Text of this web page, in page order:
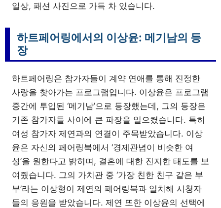
일상, 패션 사진으로 가득 차 있습니다.
하트페어링에서의 이상윤: 메기남의 등
장
하트페어링은 참가자들이 계약 연애를 통해 진정한
사랑을 찾아가는 프로그램입니다. 이상윤은 프로그램
중간에 투입된 ‘메기남’으로 등장했는데, 그의 등장은
기존 참가자들 사이에 큰 파장을 일으켰습니다. 특히
여성 참가자 제연과의 연결이 주목받았습니다. 이상
윤은 자신의 페어링북에서 ‘경제관념이 비슷한 여
성’을 원한다고 밝히며, 결혼에 대한 진지한 태도를 보
여줬습니다. 그의 가치관 중 ‘가장 친한 친구 같은 부
부’라는 이상형이 제연의 페어링북과 일치해 시청자
들의 응원을 받았습니다. 제연 또한 이상윤의 선택에